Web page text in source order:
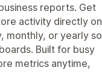
reports. Get
activity directly on
monthly, or yearly so
Built for busy
metrics anytime,